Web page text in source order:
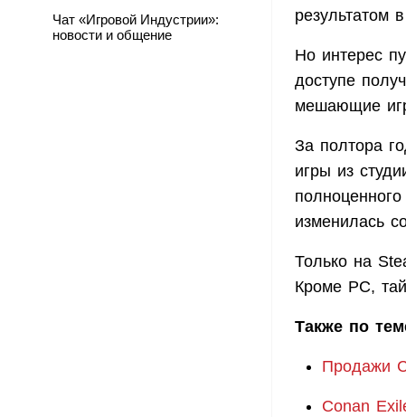
Чат «Игровой Индустрии»:
новости и общение
результатом
Но интерес
доступе
мешающие
За полтора
игры из
изменилась
Только на
Кроме PC,
Также по
Продажи
Conan